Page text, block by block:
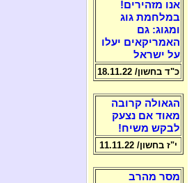
אנו מזהירים!
במלחמת גוג
ומגוג: גם
האמריקאים יעלו
על ישראל
כ"ד בחשון/ 18.11.22
הגאולה קרובה
מאוד אם נצעק
לבקש משיח!
י"ז בחשון/ 11.11.22
מסר מהרב